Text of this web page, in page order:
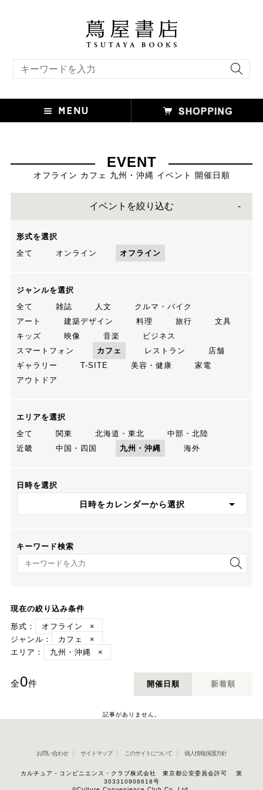
EVENT
オフライン カフェ 九州・沖縄 イベント 開催日順
イベントを絞り込む
形式を選択
全て
オンライン オフライン
ジャンルを選択
全て
雑誌 人文
クルマ・バイク
アート
建築デザイン 料理 旅行
文具
キッズ
映像 音楽
ビジネス
スマートフォン
カフェ レストラン
店舗
ギャラリー
T-SITE 美容・健康
家電
アウトドア
エリアを選択
全て
関東 北海道・東北
中部・北陸
近畿
中国・四国 九州・沖縄 海外
日時を選択
日時をカレンダーから選択
キーワード検索
キーワード検索
現在の絞り込み条件
形式：
オフライン
×
ジャンル：
カフェ
×
エリア：
九州・沖縄 ×
全0件 開催日順 新着順
記事がありません。
お問い合わせ サイトマップ このサイトについて 個人情報保護方針
カルチュア・コンビニエンス・クラブ株式会社 東京都公安委員会許可 第
303310908618号